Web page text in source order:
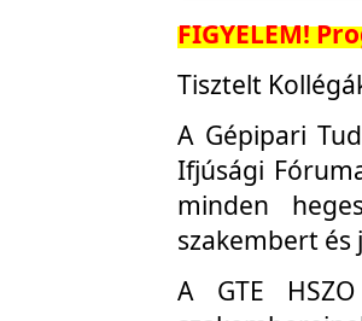
FIGYELEM!
Tisztelt
A Gépipari
Ifjúsági
minden
szakembert
A GTE